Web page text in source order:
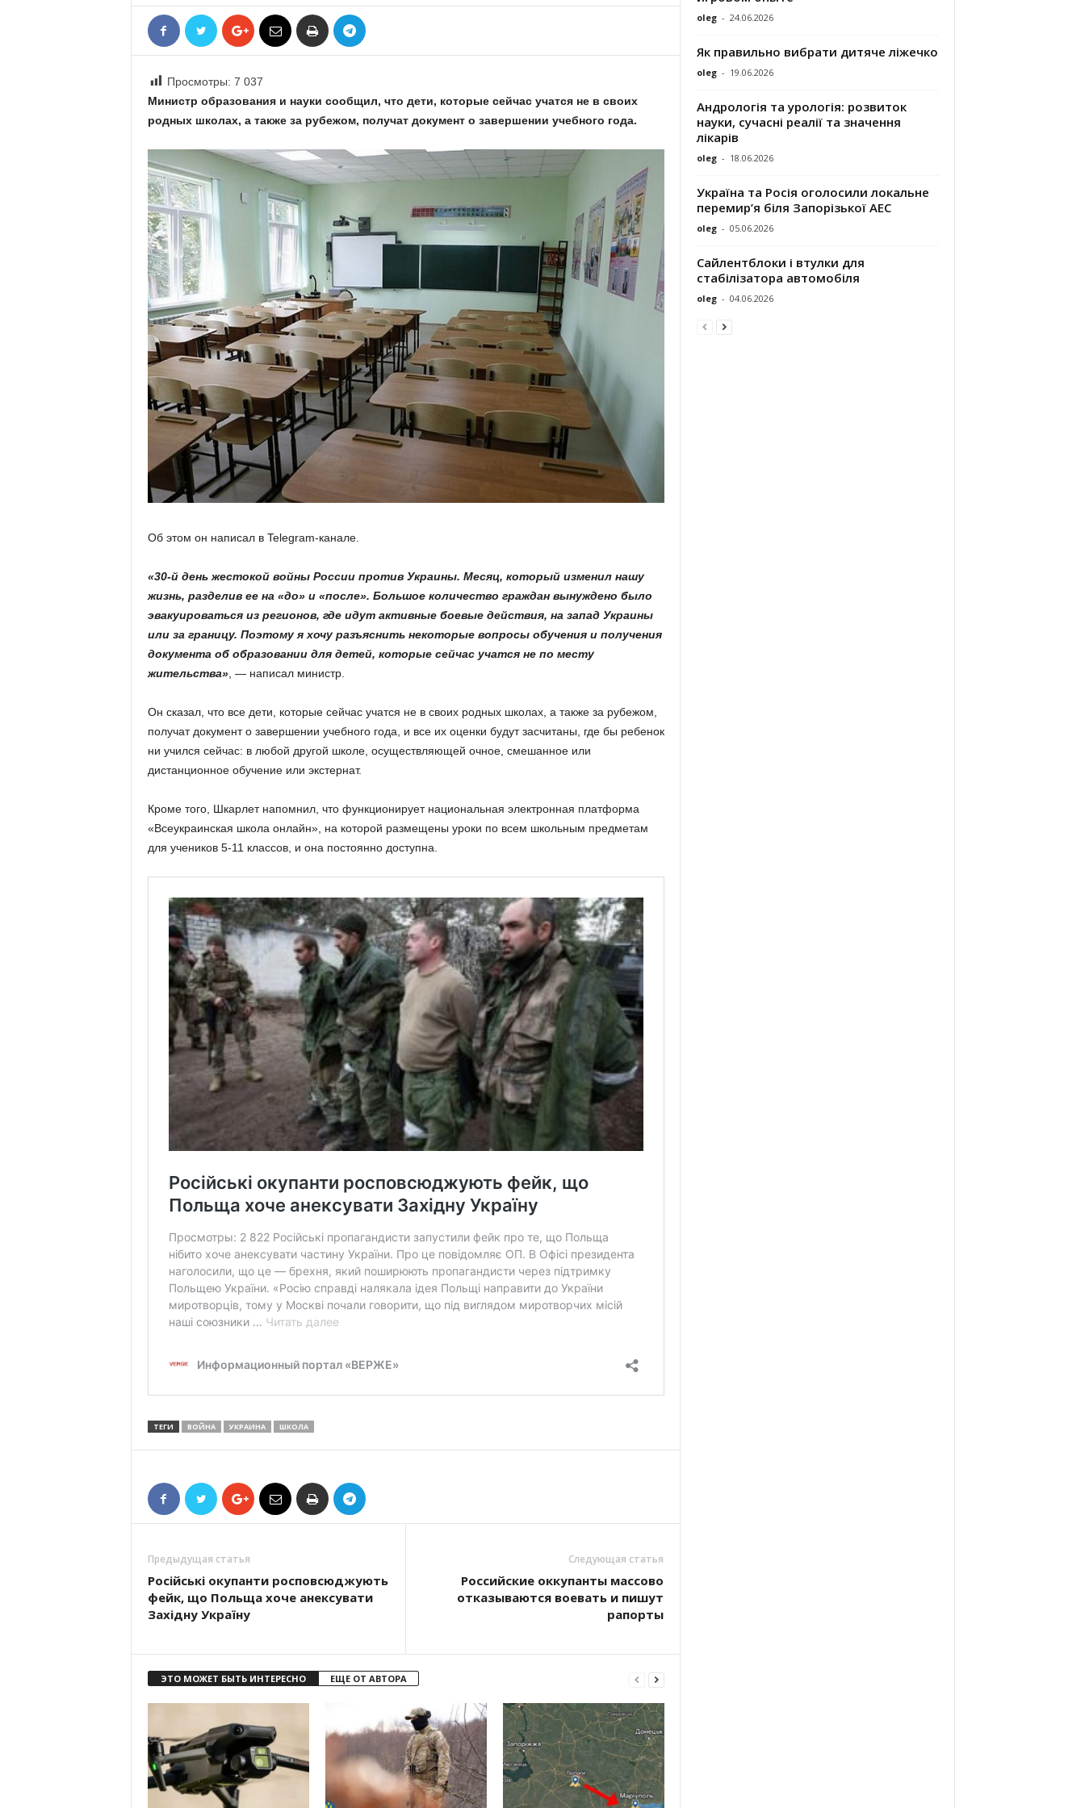
Просмотры: 7 037
Министр образования и науки сообщил, что дети, которые сейчас учатся не в своих
родных школах, а также за рубежом, получат документ о завершении учебного года.
Об этом он написал в Telegram-канале.
«30-й день жестокой войны России против Украины. Месяц, который изменил нашу
жизнь, разделив ее на «до» и «после». Большое количество граждан вынуждено было
эвакуироваться из регионов, где идут активные боевые действия, на запад Украины
или за границу. Поэтому я хочу разъяснить некоторые вопросы обучения и получения
документа об образовании для детей, которые сейчас учатся не по месту
жительства», — написал министр.
Он сказал, что все дети, которые сейчас учатся не в своих родных школах, а также за рубежом,
получат документ о завершении учебного года, и все их оценки будут засчитаны, где бы ребенок
ни учился сейчас: в любой другой школе, осуществляющей очное, смешанное или
дистанционное обучение или экстернат.
Кроме того, Шкарлет напомнил, что функционирует национальная электронная платформа
«Всеукраинская школа онлайн», на которой размещены уроки по всем школьным предметам
для учеников 5-11 классов, и она постоянно доступна.
ТЕГИ ВОЙНА УКРАИНА ШКОЛА
Предыдущая статья
Російські окупанти росповсюджують
фейк, що Польща хоче анексувати
Західну Україну
Следующая статья
Российские оккупанты массово
отказываются воевать и пишут
рапорты
ЭТО МОЖЕТ БЫТЬ ИНТЕРЕСНО ЕЩЕ ОТ АВТОРА
oleg - 24.06.2026
Як правильно вибрати дитяче ліжечко
oleg - 19.06.2026
Андрологія та урологія: розвиток
науки, сучасні реалії та значення
лікарів
oleg - 18.06.2026
Україна та Росія оголосили локальне
перемир’я біля Запорізької АЕС
oleg - 05.06.2026
Сайлентблоки і втулки для
стабілізатора автомобіля
oleg - 04.06.2026